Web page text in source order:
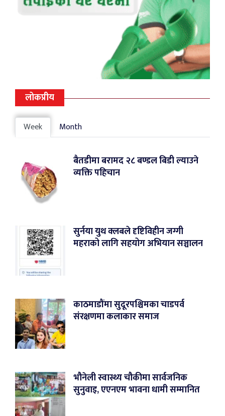
लोकप्रीय
Week Month
बैतडीमा बरामद २८ बण्डल बिडी ल्याउने
व्यक्ति पहिचान
सुर्नया युथ क्लबले दृष्टिविहीन जग्गी
महराको लागि सहयोग अभियान सञ्चालन
काठमाडौंमा सुदूरपश्चिमका चाडपर्व
संरक्षणमा कलाकार समाज
भौनेली स्वास्थ्य चौकीमा सार्वजनिक
सुनुवाइ, एएनएम भावना धामी सम्मानित